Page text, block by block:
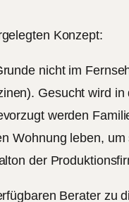
Konzept:
nicht im
Gesucht wird in
werden
Wohnung leben, um
der
Berater zu